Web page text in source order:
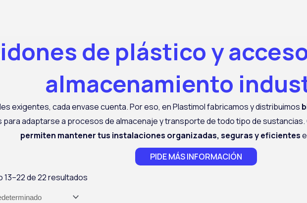
de plástico y
almacenamiento
exigentes, cada envase cuenta. Por eso, enPlastimolfabricamos y distribuimos
adaptarse a procesos de almacenaje y transporte de todo tipo de sustancias.
permiten mantener tus instalaciones organizadas, seguras y eficientes
PIDE MÁS INFORMACIÓN
13–22 de 22 resultados